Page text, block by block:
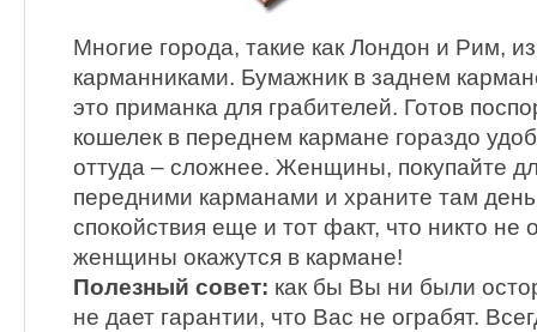
Многие города, такие как Лондон и Рим,
карманниками. Бумажник в заднем
это приманка для грабителей. Готов
кошелек в переднем кармане гораздо
оттуда – сложнее. Женщины, покупайте
передними карманами и храните там
спокойствия еще и тот факт, что никто не
женщины окажутся в кармане!
Полезный совет: как бы Вы ни были
не дает гарантии, что Вас не ограбят.